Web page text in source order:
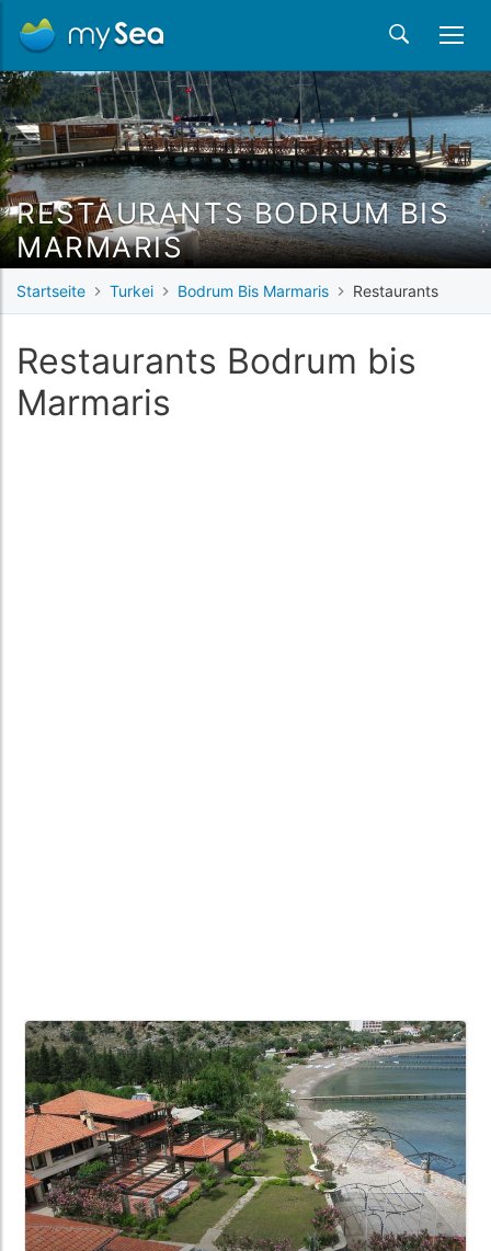
RESTAURANTS BODRUM BIS
MARMARIS
Startseite Turkei Bodrum Bis Marmaris Restaurants
Restaurants Bodrum bis
Marmaris